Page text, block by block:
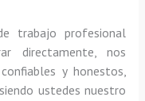
trabajo profesional
directamente, nos
y honestos,
ustedes nuestro